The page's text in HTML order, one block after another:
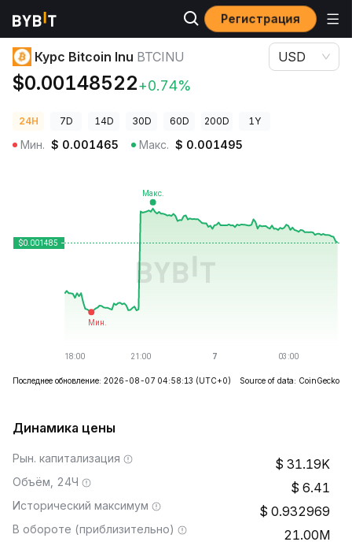
Регистрация
Цены криптовалют Курс Bitcoin Inu BTCINU
Курс Bitcoin Inu BTCINU
$0.00148522+0.74%
USD
24H 7D 14D 30D 60D 200D 1Y
Мин. $ 0.001465 Макс. $ 0.001495
Последнее обновление: 2026-08-07 04:58:13 (UTC+0) Source of data: CoinGecko
Динамика цены
Рын. капитализация 31.19K
Объём, 24Ч 6.41
Исторический максимум 0.932969
В обороте (приблизительно) 21.00M